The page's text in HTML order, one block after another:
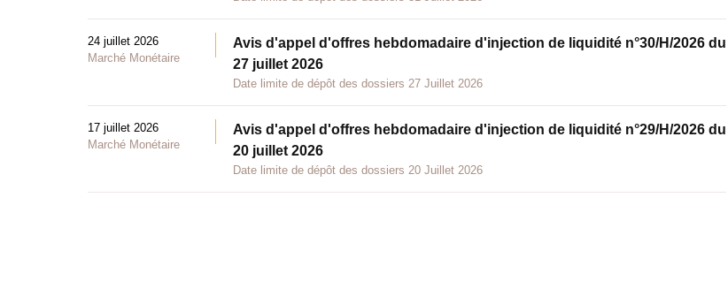
24 juillet 2026
Marché Monétaire
Avis d'appel d'offres hebdomadaire d'injection de liquidité n°30/H/2026 du
27 juillet 2026
Date limite de dépôt des dossiers 27 Juillet 2026
17 juillet 2026
Marché Monétaire
Avis d'appel d'offres hebdomadaire d'injection de liquidité n°29/H/2026 du
20 juillet 2026
Date limite de dépôt des dossiers 20 Juillet 2026